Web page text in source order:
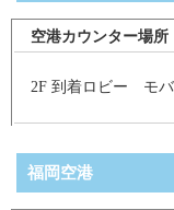
空港カウンター場所
2F 到着ロビー モ
福岡空港